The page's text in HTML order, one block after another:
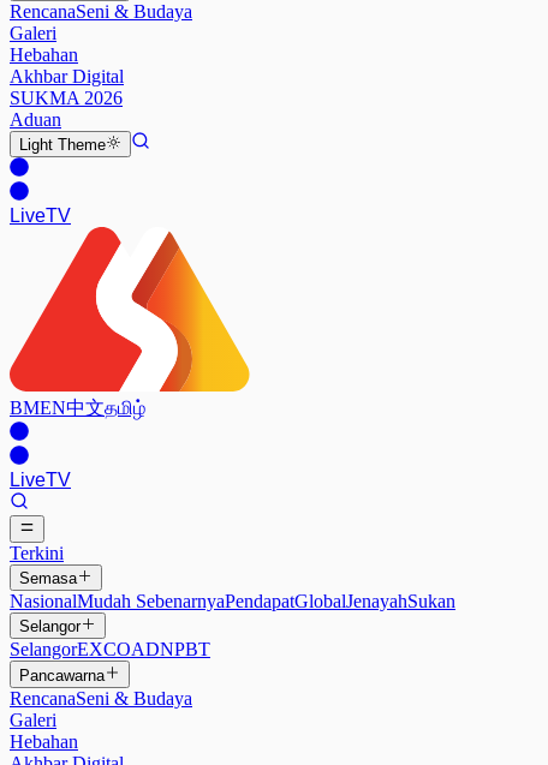
RencanaSeni & Budaya
Galeri
Hebahan
Akhbar Digital
SUKMA 2026
Aduan
Light Theme
LiveTV
BMEN中文தமிழ்
LiveTV
Terkini
Semasa
NasionalMudah SebenarnyaPendapatGlobalJenayahSukan
Selangor
SelangorEXCOADNPBT
Pancawarna
RencanaSeni & Budaya
Galeri
Hebahan